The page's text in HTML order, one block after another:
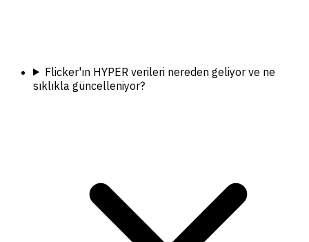
Flicker'ın HYPER verileri nereden geliyor ve ne
sıklıkla güncelleniyor?